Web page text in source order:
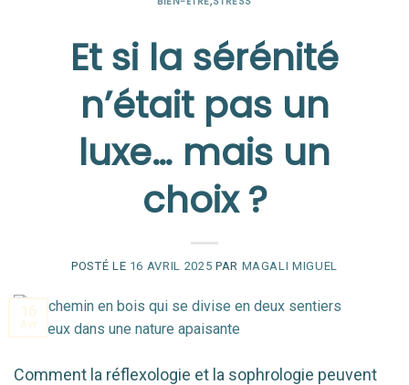
Et si la sérénité
n’était pas un
luxe… mais un
choix ?
POSTÉ LE 16 AVRIL 2025 PAR MAGALI MIGUEL
Comment la réflexologie et la sophrologie peuvent